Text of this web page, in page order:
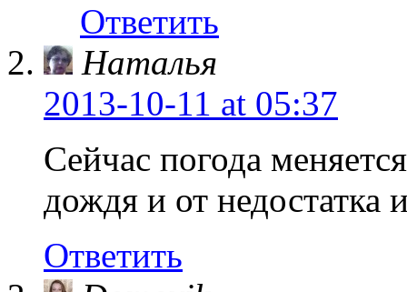
Ответить
Наталья
2013-10-11 at 05:37
Сейчас погода
дождя и от недостатка
Ответить